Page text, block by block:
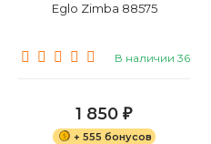
Eglo Zimba 88575
В наличии 36
1 850 ₽
+ 555 бонусов